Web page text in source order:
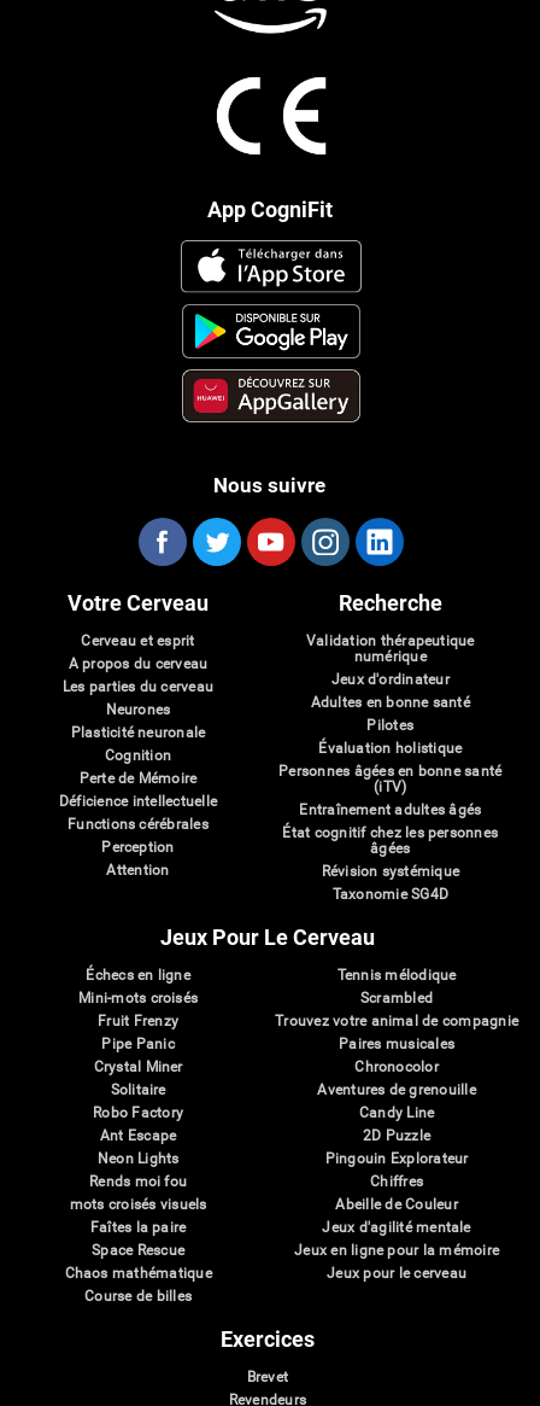
App CogniFit
Nous suivre
Votre Cerveau
Cerveau et esprit
A propos du cerveau
Les parties du cerveau
Neurones
Plasticité neuronale
Cognition
Perte de Mémoire
Déficience intellectuelle
Functions cérébrales
Perception
Attention
Recherche
Validation thérapeutique
numérique
Jeux d'ordinateur
Adultes en bonne santé
Pilotes
Évaluation holistique
Personnes âgées en bonne santé
(iTV)
Entraînement adultes âgés
État cognitif chez les personnes
âgées
Révision systémique
Taxonomie SG4D
Jeux Pour Le Cerveau
Échecs en ligne
Mini-mots croisés
Fruit Frenzy
Pipe Panic
Crystal Miner
Solitaire
Robo Factory
Ant Escape
Neon Lights
Rends moi fou
mots croisés visuels
Faîtes la paire
Space Rescue
Chaos mathématique
Course de billes
Tennis mélodique
Scrambled
Trouvez votre animal de compagnie
Paires musicales
Chronocolor
Aventures de grenouille
Candy Line
2D Puzzle
Pingouin Explorateur
Chiffres
Abeille de Couleur
Jeux d'agilité mentale
Jeux en ligne pour la mémoire
Jeux pour le cerveau
Exercices
Brevet
Revendeurs